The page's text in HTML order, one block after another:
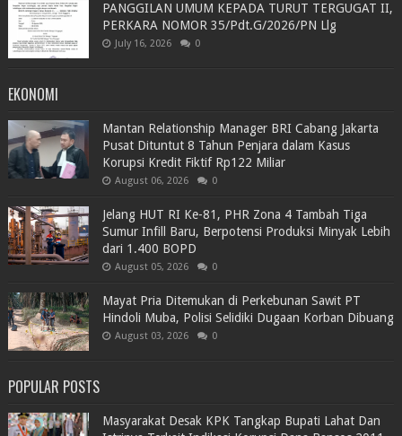
PANGGILAN UMUM KEPADA TURUT TERGUGAT II,
PERKARA NOMOR 35/Pdt.G/2026/PN Llg
July 16, 2026 0
EKONOMI
Mantan Relationship Manager BRI Cabang Jakarta
Pusat Dituntut 8 Tahun Penjara dalam Kasus
Korupsi Kredit Fiktif Rp122 Miliar
August 06, 2026 0
Jelang HUT RI Ke-81, PHR Zona 4 Tambah Tiga
Sumur Infill Baru, Berpotensi Produksi Minyak Lebih
dari 1.400 BOPD
August 05, 2026 0
Mayat Pria Ditemukan di Perkebunan Sawit PT
Hindoli Muba, Polisi Selidiki Dugaan Korban Dibuang
August 03, 2026 0
POPULAR POSTS
Masyarakat Desak KPK Tangkap Bupati Lahat Dan